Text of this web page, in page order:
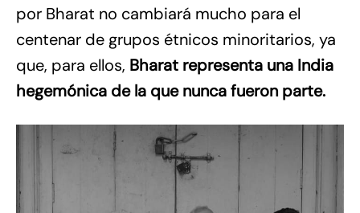
por Bharat no cambiará mucho para el
centenar de grupos étnicos minoritarios, ya
que, para ellos, Bharat representa una India
hegemónica de la que nunca fueron parte.